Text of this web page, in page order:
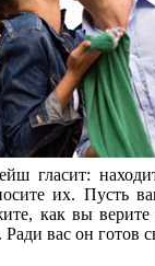
гласит:
их. Пусть
как вы
Ради вас он готов